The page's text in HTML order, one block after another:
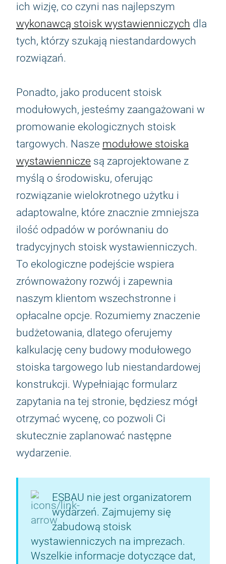
ich wizję, co czyni nas najlepszym
wykonawcą stoisk wystawienniczych dla
tych, którzy szukają niestandardowych
rozwiązań.
Ponadto, jako producent stoisk
modułowych, jesteśmy zaangażowani w
promowanie ekologicznych stoisk
targowych. Nasze modułowe stoiska
wystawiennicze są zaprojektowane z
myślą o środowisku, oferując
rozwiązanie wielokrotnego użytku i
adaptowalne, które znacznie zmniejsza
ilość odpadów w porównaniu do
tradycyjnych stoisk wystawienniczych.
To ekologiczne podejście wspiera
zrównoważony rozwój i zapewnia
naszym klientom wszechstronne i
opłacalne opcje. Rozumiemy znaczenie
budżetowania, dlatego oferujemy
kalkulację ceny budowy modułowego
stoiska targowego lub niestandardowej
konstrukcji. Wypełniając formularz
zapytania na tej stronie, będziesz mógł
otrzymać wycenę, co pozwoli Ci
skutecznie zaplanować następne
wydarzenie.
ESBAU nie jest organizatorem
wydarzeń. Zajmujemy się
zabudową stoisk
wystawienniczych na imprezach.
Wszelkie informacje dotyczące dat,